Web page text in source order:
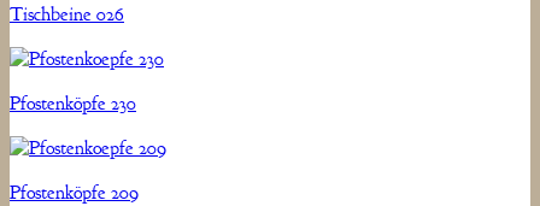
Tischbeine 026
Pfostenköpfe 230
Pfostenköpfe 209